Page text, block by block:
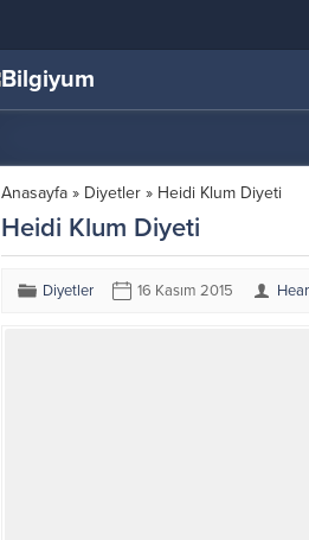
Anasayfa » Diyetler » Heidi Klum Diyeti
Heidi Klum Diyeti
Diyetler 16 Kasım 2015